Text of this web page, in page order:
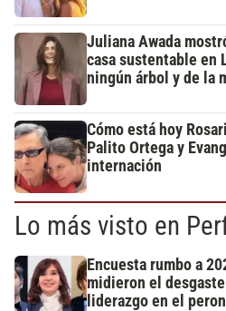
Juliana Awada
casa sustentable en
ningún árbol y de la
Cómo está hoy
Palito Ortega y
internación
Lo más visto en
Encuesta rumbo a
midieron el
liderazgo en el